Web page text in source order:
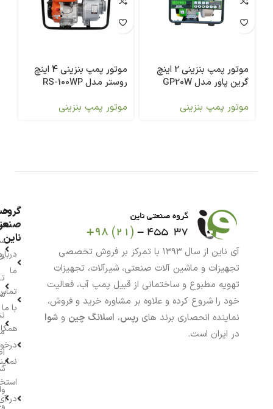
موتور پمپ بنزینی 2 اینچ
گرین پاور مدل GP20W
موتور پمپ بنزینی
موتور پمپ بنزینی 4 اینچ
روستر مدل RS-100WP
موتور پمپ بنزینی
آی ناین از سال ۱۳۹۳ با تمرکز بر فروش تخصصی
تجهیزات و ماشین آلات صنعتی، شیرآلات، تجهیزات
تهویه مطبوع و ساختمانی از قبیل پمپ آب، فعالیت
خود را شروع کرده و علاوه بر مشاوره خرید و فروش،
نماینده انحصاری برند های رپس، اسلانگ چین و شوا
در ایران است.
گروه
ناین
ما
با ما
در